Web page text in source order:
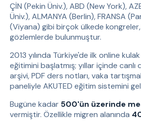
ÇİN (Pekin Üniv.), ABD (New York),
Üniv.), ALMANYA (Berlin), FRANSA
(Viyana) gibi birçok ülkede kongreler,
gözlemlerde bulunmuştur.
2013 yılında Türkiye'de ilk online
eğitimini başlatmış; yıllar içinde canlı
arşivi, PDF ders notları, vaka
paneliyle AKUTED eğitim sistemini
Bugüne kadar 500'ün üzerinde
vermiştir. Özellikle migren alanında